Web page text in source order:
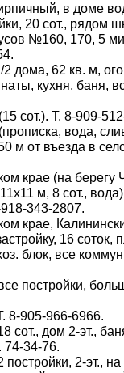
в доме
20 сот., рядом
№160, 170, 5
дома, 62 кв. м,
кухня, баня,
сот.). Т. 8-909-
вода,
м от въезда в
крае (на
м, 8 сот.,
343-2807.
крае,
16 соток,
блок, все
постройки,
8-905-966-6966.
сот., дом 2-эт.,
74-34-76.
2-эт.,